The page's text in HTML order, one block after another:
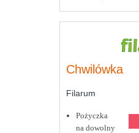
Chwilówka
Filarum
Pożyczka
na dowolny